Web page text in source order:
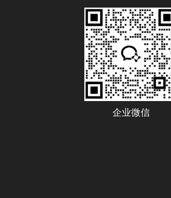
企业微信